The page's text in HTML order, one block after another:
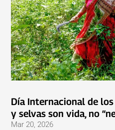
Día Internacional de
y selvas son vida, no
Mar 20, 2026